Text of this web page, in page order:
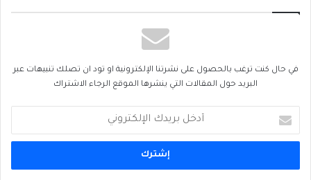
في حال كنت ترغب بالحصول على نشرتنا الإلكترونية او تود ان تصلك تنبيهات عبر
البريد حول المقالات التي ينشرها الموقع الرجاء الاشتراك
بريدك
الإلكتروني